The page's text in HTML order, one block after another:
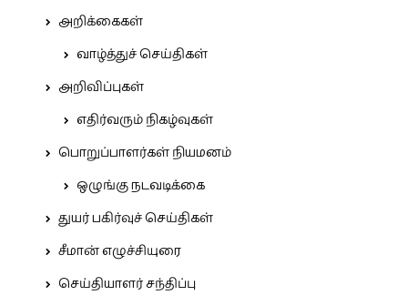
அறிக்கைகள்
வாழ்த்துச் செய்திகள்
அறிவிப்புகள்
எதிர்வரும் நிகழ்வுகள்
பொறுப்பாளர்கள் நியமனம்
ஒழுங்கு நடவடிக்கை
துயர் பகிர்வுச் செய்திகள்
சீமான் எழுச்சியுரை
செய்தியாளர் சந்திப்பு